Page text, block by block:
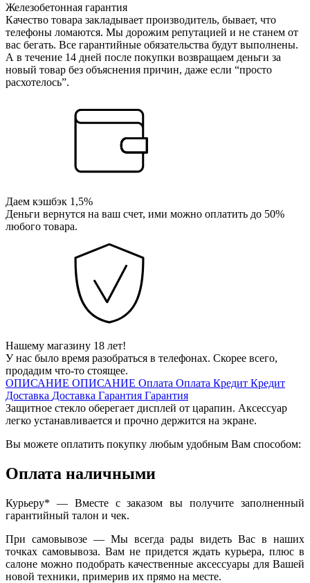
Железобетонная гарантия
Качество товара закладывает производитель, бывает, что
телефоны ломаются. Мы дорожим репутацией и не станем от
вас бегать. Все гарантийные обязательства будут выполнены.
А в течение 14 дней после покупки возвращаем деньги за
новый товар без объяснения причин, даже если “просто
расхотелось”.
Даем кэшбэк 1,5%
Деньги вернутся на ваш счет, ими можно оплатить до 50%
любого товара.
Нашему магазину 18 лет!
У нас было время разобраться в телефонах. Скорее всего,
продадим что-то стоящее.
ОПИСАНИЕ ОПИСАНИЕ Оплата Оплата Кредит Кредит
Доставка Доставка Гарантия Гарантия
Защитное стекло оберегает дисплей от царапин. Аксессуар
легко устанавливается и прочно держится на экране.
Вы можете оплатить покупку любым удобным Вам способом:
Оплата наличными
Курьеру* — Вместе с заказом вы получите заполненный
гарантийный талон и чек.
При самовывозе — Мы всегда рады видеть Вас в наших
точках самовывоза. Вам не придется ждать курьера, плюс в
салоне можно подобрать качественные аксессуары для Вашей
новой техники, примерив их прямо на месте.